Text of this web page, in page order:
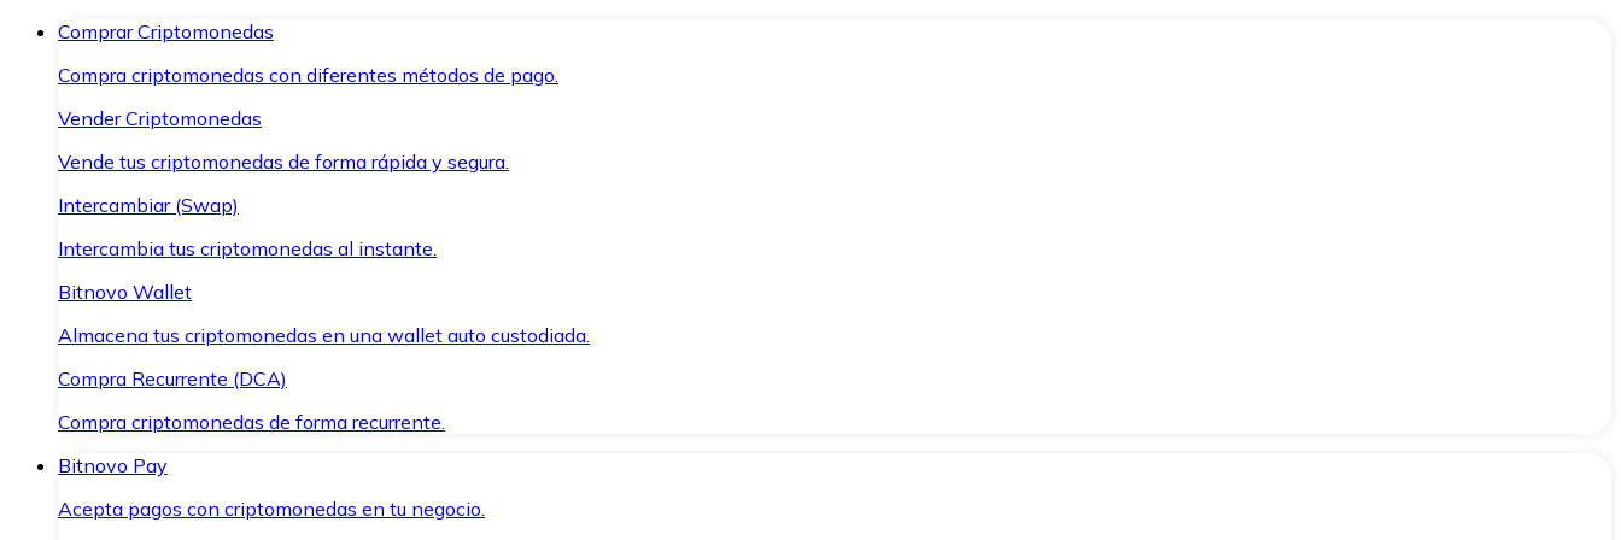
Comprar Criptomonedas
Compra criptomonedas con diferentes métodos de pago.
Vender Criptomonedas
Vende tus criptomonedas de forma rápida y segura.
Intercambiar (Swap)
Intercambia tus criptomonedas al instante.
Bitnovo Wallet
Almacena tus criptomonedas en una wallet auto custodiada.
Compra Recurrente (DCA)
Compra criptomonedas de forma recurrente.
Bitnovo Pay
Acepta pagos con criptomonedas en tu negocio.